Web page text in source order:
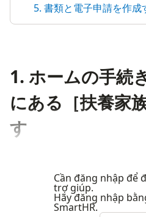
5. 書類と電子申請を作成
1. ホームの手続
にある［扶養家
す
Cần đăng nhập để
trợ giúp.
Hãy đăng nhập
SmartHR.